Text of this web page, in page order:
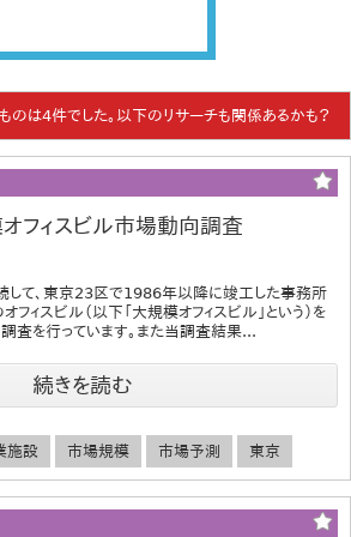
のは4件でした。以下のリサーチも関係あるかも？
フィスビル市場動向調査
して、東京23区で1986年以降に竣工した事務所
ィスビル（以下「大規模オフィスビル」という）を
査を行っています。また当調査結果...
続きを読む
施設 市場規模 市場予測 東京